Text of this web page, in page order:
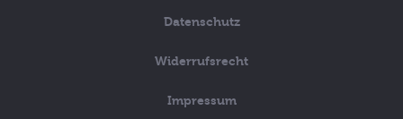
Datenschutz
Widerrufsrecht
Impressum